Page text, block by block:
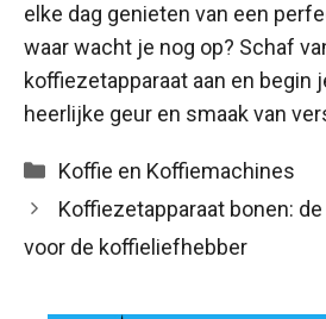
elke dag genieten van een
waar wacht je nog op? Schaf
koffiezetapparaat aan en begin
heerlijke geur en smaak van
Categorieën
Koffie en Koffiemachines
Koffiezetapparaat bonen:
voor de koffieliefhebber